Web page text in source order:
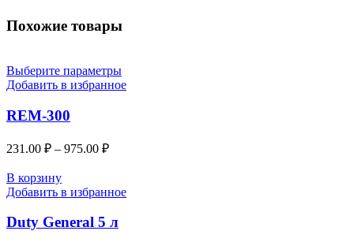
Похожие товары
Выберите параметры
Добавить в избранное
REM-300
231.00 ₽ – 975.00 ₽
В корзину
Добавить в избранное
Duty General 5 л